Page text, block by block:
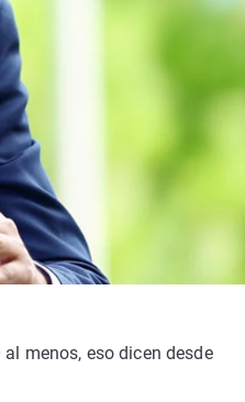
menos, eso dicen desde